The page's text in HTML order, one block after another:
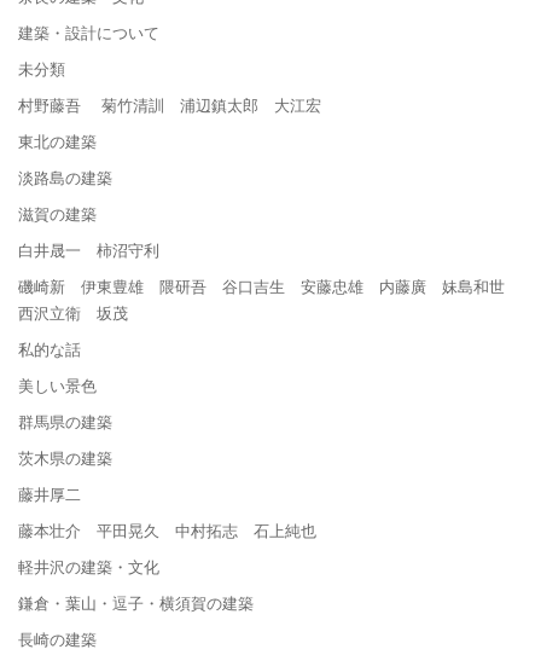
建築・設計について
未分類
村野藤吾 菊竹清訓 浦辺鎮太郎 大江宏
東北の建築
淡路島の建築
滋賀の建築
白井晟一 柿沼守利
磯崎新 伊東豊雄 隈研吾 谷口吉生 安藤忠雄 内藤廣 妹島和世
西沢立衛 坂茂
私的な話
美しい景色
群馬県の建築
茨木県の建築
藤井厚二
藤本壮介 平田晃久 中村拓志 石上純也
軽井沢の建築・文化
鎌倉・葉山・逗子・横須賀の建築
長崎の建築